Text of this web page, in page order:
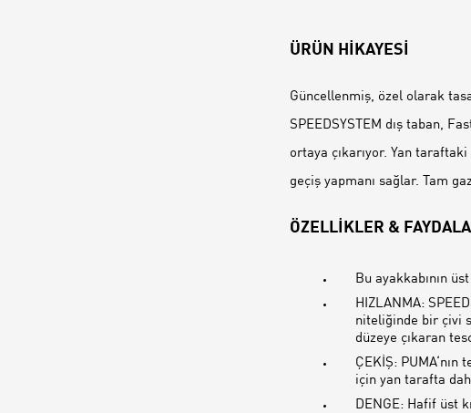
ÜRÜN HİKAYESİ
Güncellenmiş, özel olarak
SPEEDSYSTEM dış taban,
ortaya çıkarıyor. Yan
geçiş yapmanı sağlar. Tam
ÖZELLİKLER &
Bu ayakkabının
HIZLANMA:
niteliğinde bir çivi
düzeye çıkaran
ÇEKİŞ:
için yan tarafta
DENGE: Hafif üst